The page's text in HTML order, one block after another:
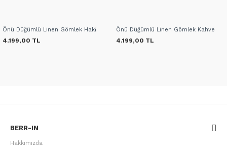
Önü Düğümlü Linen Gömlek Haki̇
4.199,00 TL
Önü Düğümlü Linen Gömlek Kahve
4.199,00 TL
BERR-IN
Hakkımızda